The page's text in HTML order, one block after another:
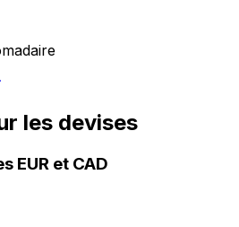
les devises
EUR et CAD